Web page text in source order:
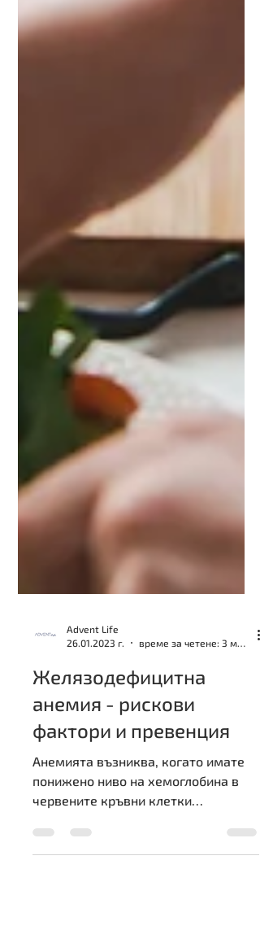
Желязодефицитна
анемия - рискови
фактори и превенция
Анемията възниква, когато имате
понижено ниво на хемоглобина в
червените кръвни клетки